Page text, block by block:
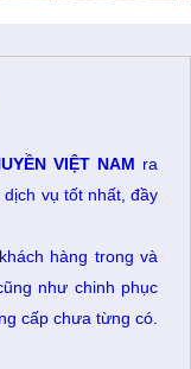
VIỆT NAM ra
vụ tốt nhất, đầy
hàng trong và
như chinh phục
cấp chưa từng có.